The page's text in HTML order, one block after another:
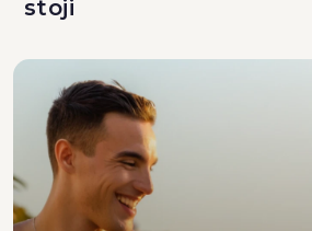
stoji